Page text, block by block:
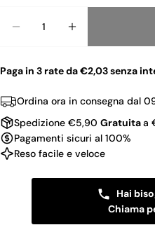
Paga in 3 rate da €2,03 senza
Ordina ora in consegna dal
Spedizione €5,90 Gratuitaa
Pagamenti sicuri al 100%
Reso facile e veloce
Hai
Chiama